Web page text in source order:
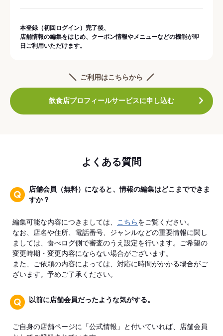
本登録（初回ログイン）完了後、
店舗情報の編集をはじめ、クーポン情報やメニューなどの機能が即
日ご利用いただけます。
ご利用はこちらから
飲食店プロフィールサービスに申し込む
よくある質問
店舗会員（無料）になると、情報の編集はどこまでできま
すか？
編集可能な内容につきましては、 こちらをご覧ください。
なお、店名や住所、電話番号、ジャンルなどの重要情報に関し
ましては、食べログ側で審査のうえ設定を行います。ご希望の
変更時期・変更内容にならない場合がございます。
また、ご依頼の内容によっては、対応に時間がかかる場合がご
ざいます。予めご了承ください。
以前に店舗会員だったような気がする。
ご自身の店舗ページに「公式情報」と付いていれば、店舗会員